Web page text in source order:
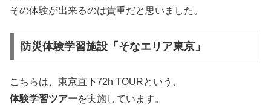
その体験が出来るのは貴重だと思いました。
防災体験学習施設「そなエリア東京」
こちらは、東京直下72h TOURという、
体験学習ツアーを実施しています。